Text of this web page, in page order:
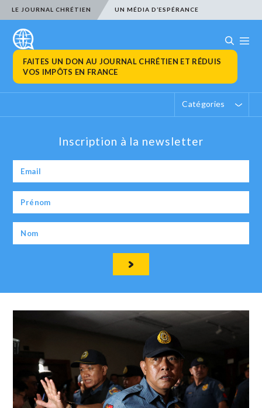
LE JOURNAL CHRÉTIEN UN MÉDIA D’ESPÉRANCE
FAITES UN DON AU JOURNAL CHRÉTIEN ET RÉDUIS
VOS IMPÔTS EN FRANCE
Catégories
Inscription à la newsletter